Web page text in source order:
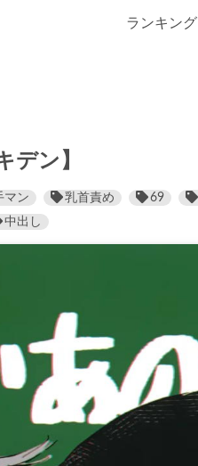
ランキング
デン】
マン 乳首責め 69
中出し